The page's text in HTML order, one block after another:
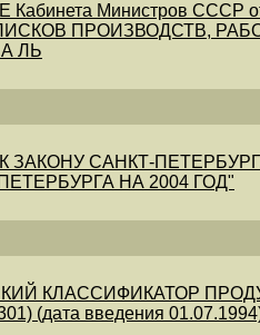
Министров СССР от
ПРОИЗВОДСТВ,
ЛЬ
САНКТ-ПЕТЕРБУРГА
НА 2004 ГОД"
КЛАССИФИКАТОР
(дата введения